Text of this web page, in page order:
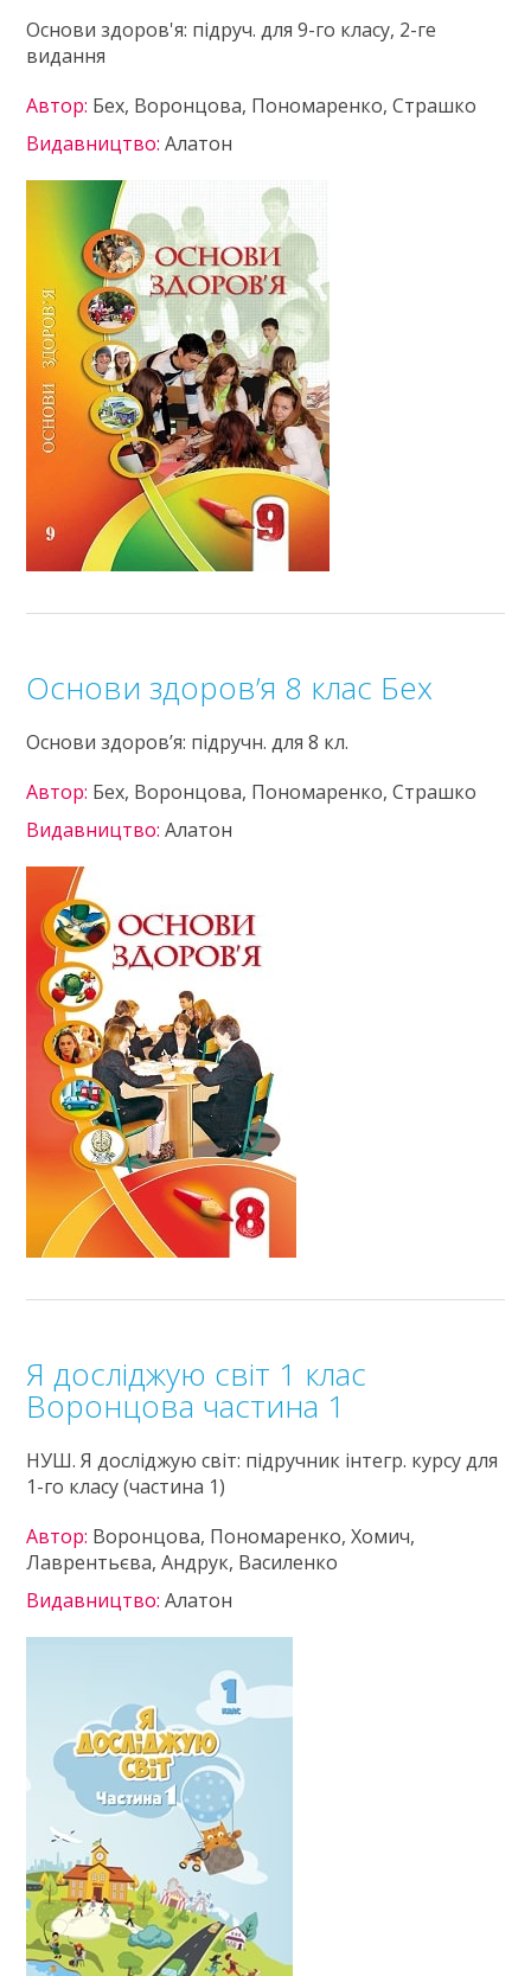
Основи здоров'я: підруч. для 9-го класу, 2-ге
видання
Автор: Бех, Воронцова, Пономаренко, Страшко
Видавництво:Алатон
Основи здоров’я 8 клас Бех
Основи здоров’я: підручн. для 8 кл.
Автор: Бех, Воронцова, Пономаренко, Страшко
Видавництво:Алатон
Я досліджую світ 1 клас
Воронцова частина 1
НУШ. Я досліджую світ: підручник інтегр. курсу для
1-го класу (частина 1)
Автор: Воронцова, Пономаренко, Хомич,
Лаврентьєва, Андрук, Василенко
Видавництво:Алатон